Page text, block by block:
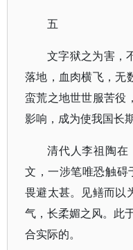
五
文字狱之为害，
落地，血肉横飞，无
蛮荒之地世世服苦役
影响，成为使我国长
清代人李祖陶在
文，一涉笔唯恐触
畏避太甚。见鳝而以
气，长柔媚之风。此
合实际的。